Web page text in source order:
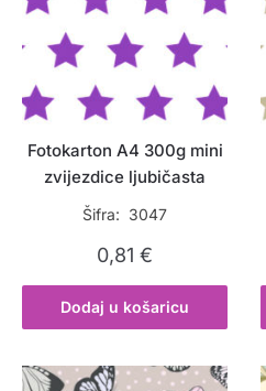
Fotokarton A4 300g mini
zvijezdice ljubičasta
Šifra: 3047
0,81€
Dodaj u košaricu